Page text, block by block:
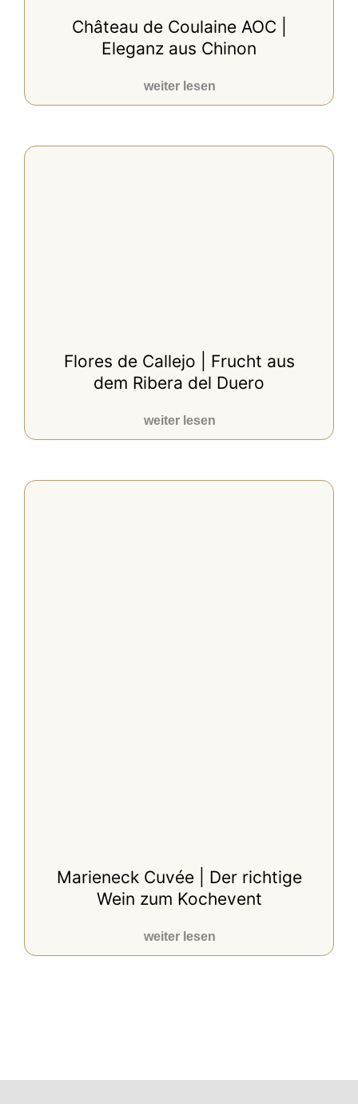
Château de Coulaine AOC |
Eleganz aus Chinon
weiter lesen
Flores de Callejo | Frucht aus
dem Ribera del Duero
weiter lesen
Marieneck Cuvée | Der richtige
Wein zum Kochevent
weiter lesen